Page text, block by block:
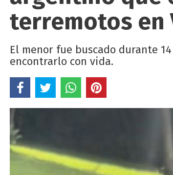
terremotos en
El menor fue buscado durante
encontrarlo con vida.